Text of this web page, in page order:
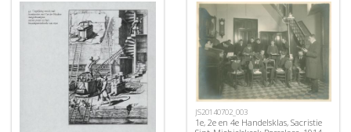
JS20140702_003
1e, 2e en 4e Handelsklas, Sacristie